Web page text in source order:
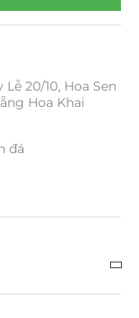
Lễ 20/10, Hoa Sen
Hoa Khai
đá